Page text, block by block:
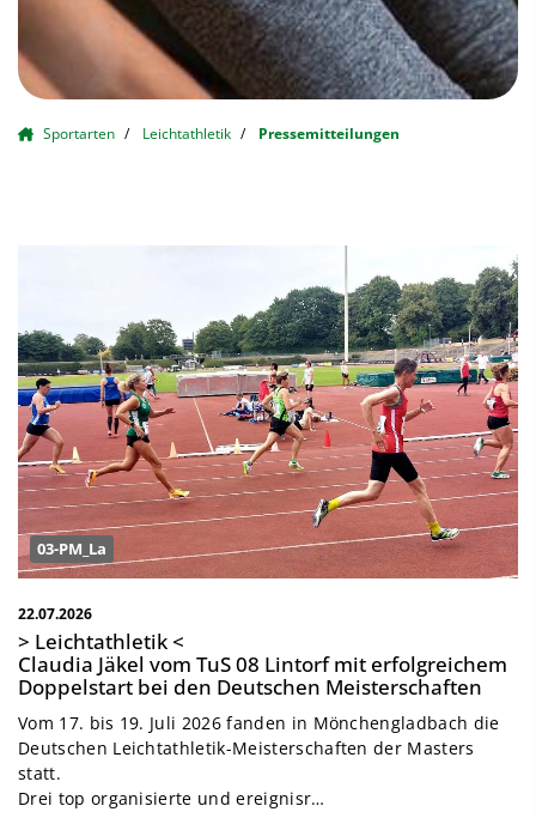
Sportarten Leichtathletik Pressemitteilungen
03-PM_La
22.07.2026
> Leichtathletik <
Claudia Jäkel vom TuS 08 Lintorf mit erfolgreichem
Doppelstart bei den Deutschen Meisterschaften
Vom 17. bis 19. Juli 2026 fanden in Mönchengladbach die
Deutschen Leichtathletik-Meisterschaften der Masters
statt.
Drei top organisierte und ereignisr…